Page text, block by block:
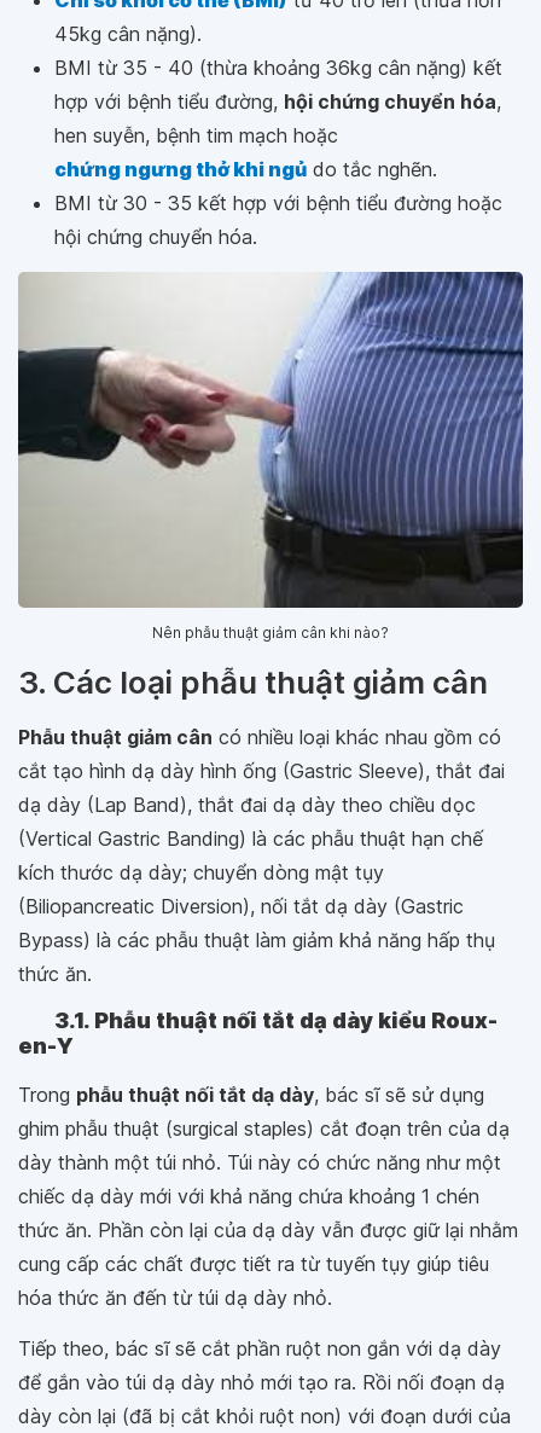
45kg cân nặng).
BMI từ 35 - 40 (thừa khoảng 36kg cân nặng) kết
hợp với bệnh tiểu đường, hội chứng chuyển hóa,
hen suyễn, bệnh tim mạch hoặc
chứng ngưng thở khi ngủ do tắc nghẽn.
BMI từ 30 - 35 kết hợp với bệnh tiểu đường hoặc
hội chứng chuyển hóa.
Nên phẫu thuật giảm cân khi nào?
3. Các loại phẫu thuật giảm cân
Phẫu thuật giảm cân có nhiều loại khác nhau gồm có
cắt tạo hình dạ dày hình ống (Gastric Sleeve), thắt đai
dạ dày (Lap Band), thắt đai dạ dày theo chiều dọc
(Vertical Gastric Banding) là các phẫu thuật hạn chế
kích thước dạ dày; chuyển dòng mật tụy
(Biliopancreatic Diversion), nối tắt dạ dày (Gastric
Bypass) là các phẫu thuật làm giảm khả năng hấp thụ
thức ăn.
3.1. Phẫu thuật nối tắt dạ dày kiểu Roux-
en-Y
Trong phẫu thuật nối tắt dạ dày, bác sĩ sẽ sử dụng
ghim phẫu thuật (surgical staples) cắt đoạn trên của dạ
dày thành một túi nhỏ. Túi này có chức năng như một
chiếc dạ dày mới với khả năng chứa khoảng 1 chén
thức ăn. Phần còn lại của dạ dày vẫn được giữ lại nhằm
cung cấp các chất được tiết ra từ tuyến tụy giúp tiêu
hóa thức ăn đến từ túi dạ dày nhỏ.
Tiếp theo, bác sĩ sẽ cắt phần ruột non gắn với dạ dày
để gắn vào túi dạ dày nhỏ mới tạo ra. Rồi nối đoạn dạ
dày còn lại (đã bị cắt khỏi ruột non) với đoạn dưới của